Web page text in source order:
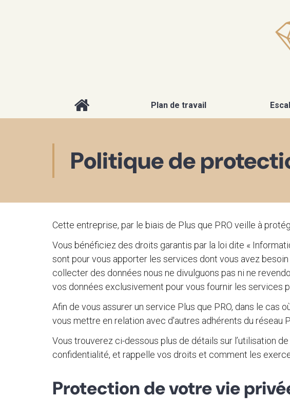
Plan de travail
Politique de
Cette entreprise, par le biais de Plus que PRO veille à
Vous bénéficiez des droits garantis par la loi dite «
sont pour vous apporter les services dont vous avez
collecter des données nous ne divulguons pas ni ne
vos données exclusivement pour vous fournir les services
Afin de vous assurer un service Plus que PRO, dans le
vous mettre en relation avec d'autres adhérents du réseau
Vous trouverez ci-dessous plus de détails sur l’utilisation
confidentialité, et rappelle vos droits et comment les
Protection de votre vie